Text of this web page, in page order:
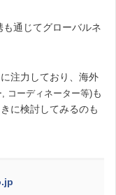
通じてグローバルネ
に注力しており、海外
コーディネーター等)も
に検討してみるのも